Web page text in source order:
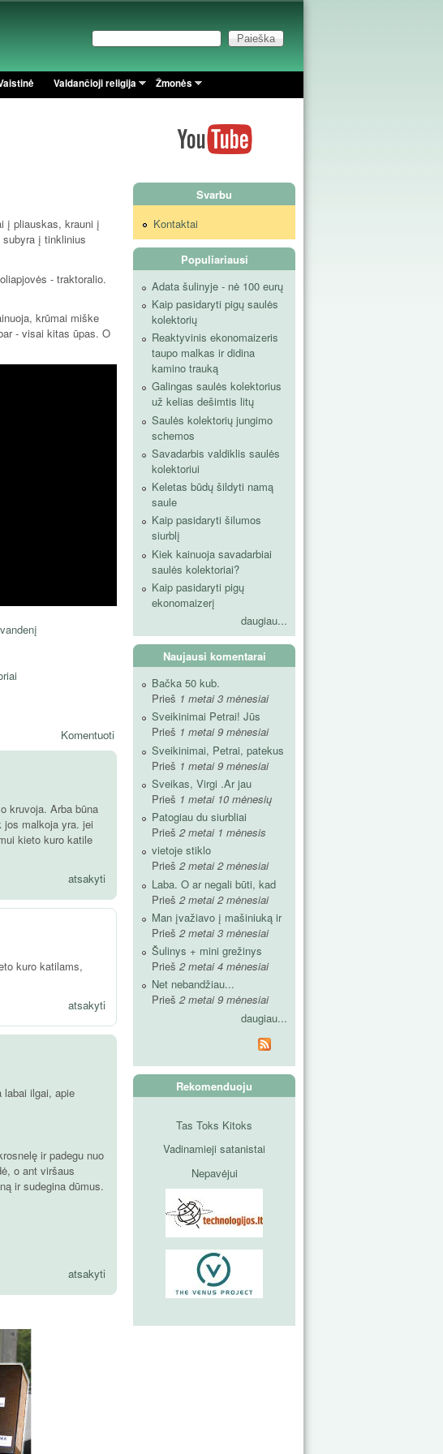
Paieškos forma
Paieška
Valdančioji religija Žmonės
į pliauskas, krauni į
į tinklinius
- traktoralio.
krūmai miške
- visai kitas ūpas. O
Komentuoti
kruvoja. Arba būna
jos malkoja yra. jei
kieto kuro katile
atsakyti
kuro katilams,
atsakyti
labai ilgai, apie
ir padegu nuo
o ant viršaus
ir sudegina dūmus.
atsakyti
Svarbu
Kontaktai
Populiariausi
Adata šulinyje - nė 100 eurų
Kaip pasidaryti pigų saulės
kolektorių
Reaktyvinis ekonomaizeris
taupo malkas ir didina
kamino trauką
Galingas saulės kolektorius
už kelias dešimtis litų
Saulės kolektorių jungimo
schemos
Savadarbis valdiklis saulės
kolektoriui
Keletas būdų šildyti namą
saule
Kaip pasidaryti šilumos
siurblį
Kiek kainuoja savadarbiai
saulės kolektoriai?
Kaip pasidaryti pigų
ekonomaizerį
daugiau...
Naujausi komentarai
Bačka 50 kub.
Prieš 1 metai 3 mėnesiai
Sveikinimai Petrai! Jūs
Prieš 1 metai 9 mėnesiai
Sveikinimai, Petrai, patekus
Prieš 1 metai 9 mėnesiai
Sveikas, Virgi .Ar jau
Prieš 1 metai 10 mėnesių
Patogiau du siurbliai
Prieš 2 metai 1 mėnesis
vietoje stiklo
Prieš 2 metai 2 mėnesiai
Laba. O ar negali būti, kad
Prieš 2 metai 2 mėnesiai
Man įvažiavo į mašiniuką ir
Prieš 2 metai 3 mėnesiai
Šulinys + mini grežinys
Prieš 2 metai 4 mėnesiai
Net nebandžiau...
Prieš 2 metai 9 mėnesiai
daugiau...
Rekomenduoju
Tas Toks Kitoks
Vadinamieji satanistai
Nepavėjui